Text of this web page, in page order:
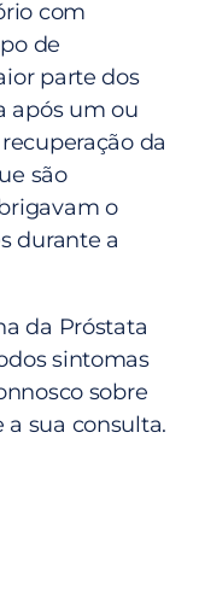
com
de
parte dos
após um ou
da
são
o
durante a
da Próstata
sintomas
sobre
sua consulta.